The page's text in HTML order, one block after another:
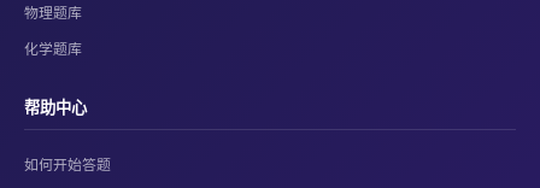
物理题库
化学题库
帮助中心
如何开始答题